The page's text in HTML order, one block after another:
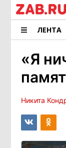
ЛЕНТА
«Я
Никита